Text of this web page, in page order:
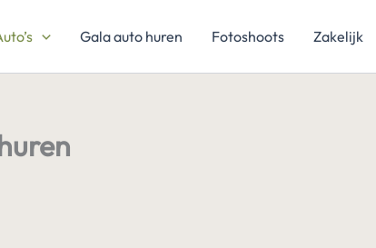
Gala auto huren Fotoshoots Zakelijk